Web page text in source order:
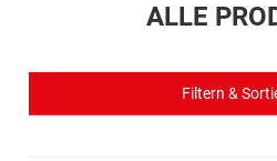
ALLE
Filtern &